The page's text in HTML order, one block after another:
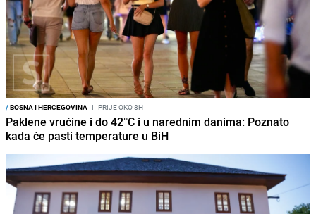
/BOSNA I HERCEGOVINA I PRIJE OKO 8H
Paklene vrućine i do 42°C i u narednim danima: Poznato
kada će pasti temperature u BiH